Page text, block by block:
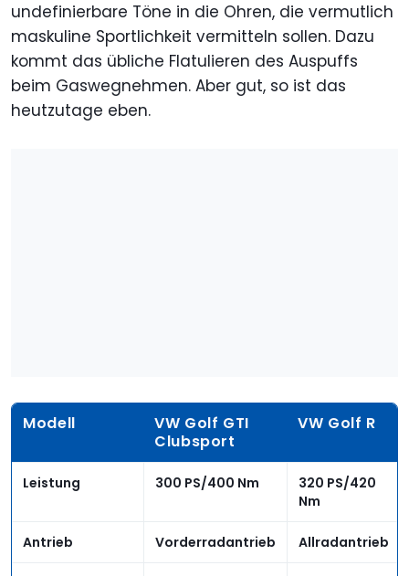
undefinierbare Töne in die Ohren, die vermutlich
maskuline Sportlichkeit vermitteln sollen. Dazu
kommt das übliche Flatulieren des Auspuffs
beim Gaswegnehmen. Aber gut, so ist das
heutzutage eben.
Modell
VW Golf GTI
Clubsport
VW Golf R
Leistung 300 PS/400 Nm
320 PS/420
Nm
Antrieb Vorderradantrieb Allradantrieb